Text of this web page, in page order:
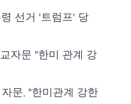
선거 '트럼프' 당
자문 "한미 관계 강
문, "한미관계 강한